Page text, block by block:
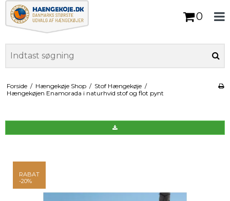
0
Forside / Hængekøje Shop / Stof Hængekøje /
Hængekøjen Enamorada i naturhvid stof og flot pynt
RABAT
-20%